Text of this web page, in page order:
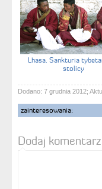
Lhasa. Sankturia
stolicy
Dodano: 7 grudnia 2012;
zainteresowania:
Dodaj komentarz